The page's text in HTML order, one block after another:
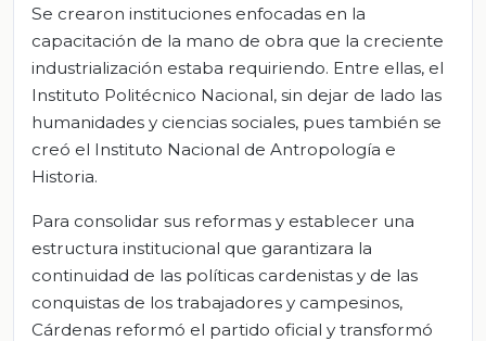
Se crearon instituciones enfocadas en la
capacitación de la mano de obra que la creciente
industrialización estaba requiriendo. Entre ellas, el
Instituto Politécnico Nacional, sin dejar de lado las
humanidades y ciencias sociales, pues también se
creó el Instituto Nacional de Antropología e
Historia.
Para consolidar sus reformas y establecer una
estructura institucional que garantizara la
continuidad de las políticas cardenistas y de las
conquistas de los trabajadores y campesinos,
Cárdenas reformó el partido oficial y transformó